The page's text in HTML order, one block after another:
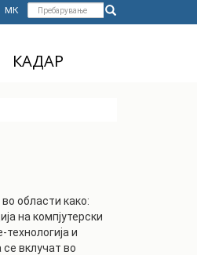
Форма
пребарување
Пребарување
МК
КАДАР
области како:
на компјутерски
и
вклучат во